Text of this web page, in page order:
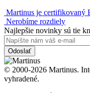
Martinus je certifikovaný
Nerobíme rozdiely
Najlepšie novinky sú tie
Odoslať
© 2000-2026 Martinus.
vyhradené.